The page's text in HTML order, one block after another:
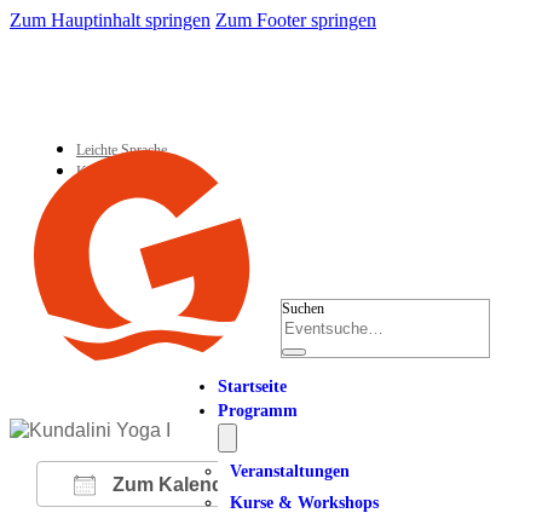
Zum Hauptinhalt springen Zum Footer springen
Leichte Sprache
Kontakt
Suchen
Startseite
Programm
Veranstaltungen
Kurse & Workshops
Zum Kalender hinzufügen